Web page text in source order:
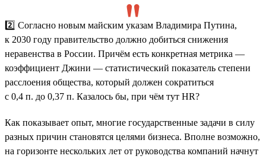
2️⃣ Согласно новым майским указам Владимира Путина,
к 2030 году правительство должно добиться снижения
неравенства в России. Причём есть конкретная метрика —
коэффициент Джини — статистический показатель степени
расслоения общества, который должен сократиться
с 0,4 п. до 0,37 п. Казалось бы, при чём тут HR?
Как показывает опыт, многие государственные задачи в силу
разных причин становятся целями бизнеса. Вполне возможно,
на горизонте нескольких лет от руководства компаний начнут